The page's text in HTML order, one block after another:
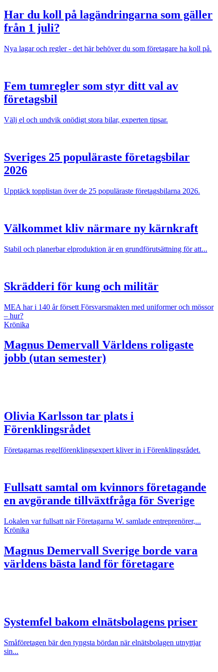
Har du koll på lagändringarna som gäller
från 1 juli?
Nya lagar och regler - det här behöver du som företagare ha koll på.
Fem tumregler som styr ditt val av
företagsbil
Välj el och undvik onödigt stora bilar, experten tipsar.
Sveriges 25 populäraste företagsbilar
2026
Upptäck topplistan över de 25 populäraste företagsbilarna 2026.
Välkommet kliv närmare ny kärnkraft
Stabil och planerbar elproduktion är en grundförutsättning för att...
Skrädderi för kung och militär
MEA har i 140 år försett Försvarsmakten med uniformer och mössor
– hur?
Krönika
Magnus Demervall Världens roligaste
jobb (utan semester)
Olivia Karlsson tar plats i
Förenklingsrådet
Företagarnas regelförenklingsexpert kliver in i Förenklingsrådet.
Fullsatt samtal om kvinnors företagande
en avgörande tillväxtfråga för Sverige
Lokalen var fullsatt när Företagarna W. samlade entreprenörer,...
Krönika
Magnus Demervall Sverige borde vara
världens bästa land för företagare
Systemfel bakom elnätsbolagens priser
Småföretagen bär den tyngsta bördan när elnätsbolagen utnyttjar
sin...